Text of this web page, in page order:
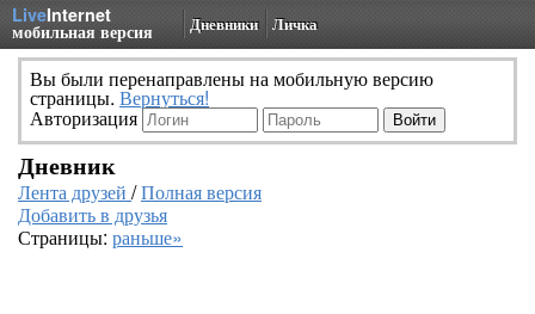
LiveInternet
мобильная версия Дневники Личка
Вы были перенаправлены на мобильную версию
страницы. Вернуться!
Авторизация
Дневник
Лента друзей /Полная версия
Добавить в друзья
Страницы: раньше»